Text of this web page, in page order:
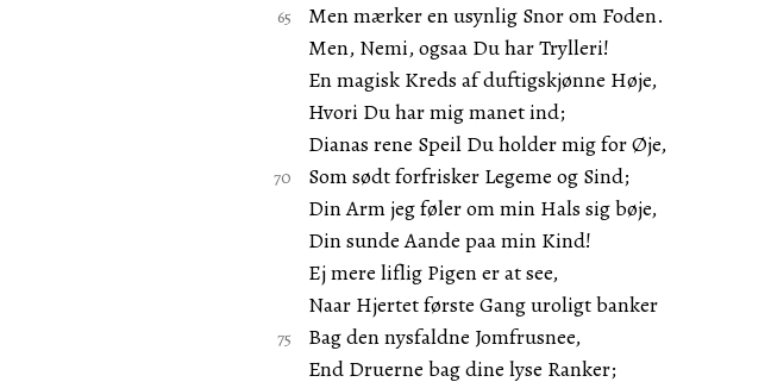
Men mærker en usynlig Snor om Foden.
Men, Nemi, ogsaa Du har Trylleri!
En magisk Kreds af duftigskjønne Høje,
Hvori Du har mig manet ind;
Dianas rene Speil Du holder mig for Øje,
Som sødt forfrisker Legeme og Sind;
Din Arm jeg føler om min Hals sig bøje,
Din sunde Aande paa min Kind!
Ej mere liflig Pigen er at see,
Naar Hjertet første Gang uroligt banker
Bag den nysfaldne Jomfrusnee,
End Druerne bag dine lyse Ranker;